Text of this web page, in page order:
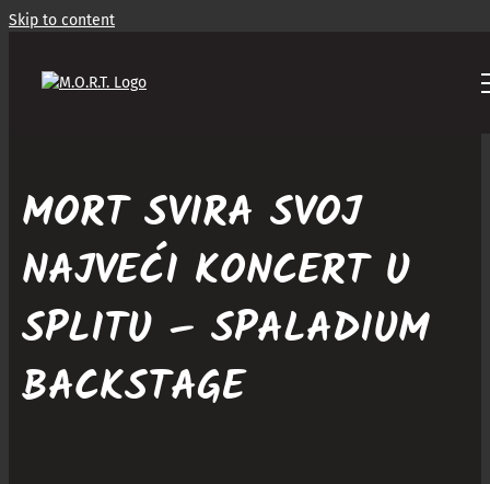
Skip to content
MORT SVIRA SVOJ
NAJVEĆI KONCERT U
SPLITU – SPALADIUM
BACKSTAGE